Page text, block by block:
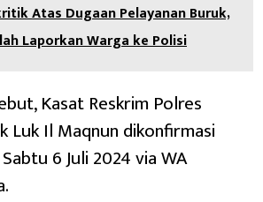
Atas Dugaan Pelayanan Buruk,
Laporkan Warga ke Polisi
Kasat Reskrim Polres
Luk Il Maqnun dikonfirmasi
6 Juli 2024 via WA